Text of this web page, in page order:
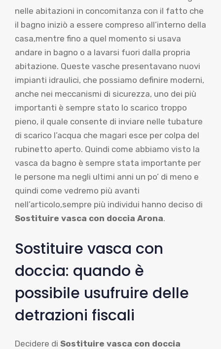
nelle abitazioni in concomitanza con il fatto che
il bagno iniziò a essere compreso all’interno della
casa,mentre fino a quel momento si usava
andare in bagno o a lavarsi fuori dalla propria
abitazione. Queste vasche presentavano nuovi
impianti idraulici, che possiamo definire moderni,
anche nei meccanismi di sicurezza, uno dei più
importanti è sempre stato lo scarico troppo
pieno, il quale consente di inviare nelle tubature
di scarico l’acqua che magari esce per colpa del
rubinetto aperto. Quindi come abbiamo visto la
vasca da bagno è sempre stata importante per
le persone ma negli ultimi anni un po’ di meno e
quindi come vedremo più avanti
nell’articolo,sempre più individui hanno deciso di
Sostituire vasca con doccia Arona.
Sostituire vasca con
doccia: quando è
possibile usufruire delle
detrazioni fiscali
Decidere di Sostituire vasca con doccia